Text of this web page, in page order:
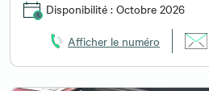
Disponibilité : Octobre 2026
Afficher le numéro